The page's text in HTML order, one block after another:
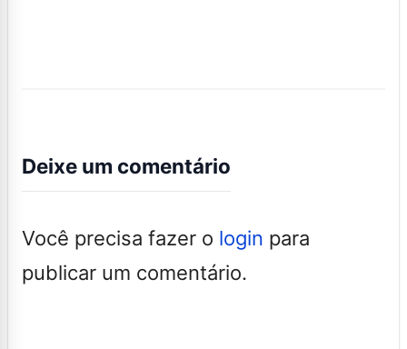
Deixe um comentário
Você precisa fazer o login para
publicar um comentário.